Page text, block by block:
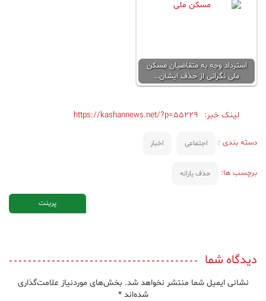
استرداد وجه به متقاضیان مسکن
ملی نگرانی از حذف ایشان…
لینک خبر: https://kashannews.net/?p=55229
دسته بندی : اجتماعی اخبار
برچسب ها: حذف یارانه
پرینت
دیدگاه شما
نشانی ایمیل شما منتشر نخواهد شد. بخش‌های موردنیاز علامت‌گذاری
شده‌اند*